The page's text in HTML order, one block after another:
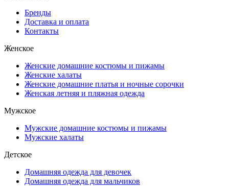
Бренды
Доставка и оплата
Контакты
Женское
Женские домашние костюмы и пижамы
Женские халаты
Женские домашние платья и ночные сорочки
Женская летняя и пляжная одежда
Мужское
Мужские домашние костюмы и пижамы
Мужские халаты
Детское
Домашняя одежда для девочек
Домашняя одежда для мальчиков